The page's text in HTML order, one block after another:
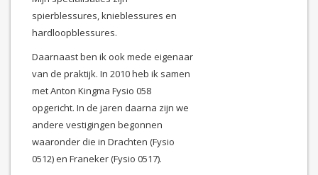
spierblessures, knieblessures en
hardloopblessures.
Daarnaast ben ik ook mede eigenaar
van de praktijk. In 2010 heb ik samen
met Anton Kingma Fysio 058
opgericht. In de jaren daarna zijn we
andere vestigingen begonnen
waaronder die in Drachten (Fysio
0512) en Franeker (Fysio 0517).